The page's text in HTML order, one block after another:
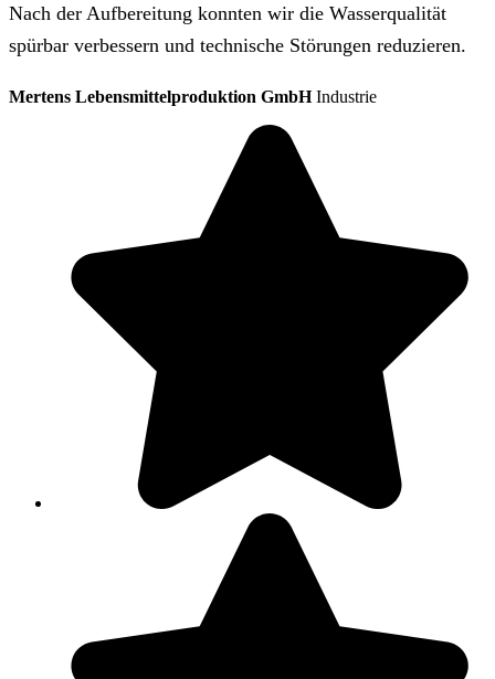
Nach der Aufbereitung konnten wir die Wasserqualität
spürbar verbessern und technische Störungen reduzieren.
Mertens Lebensmittelproduktion GmbH Industrie